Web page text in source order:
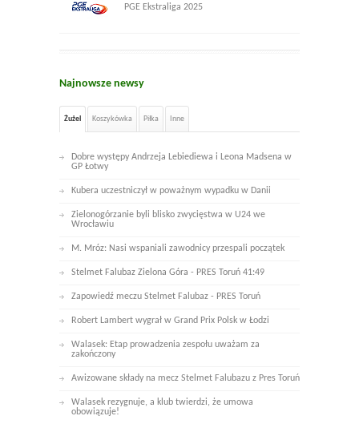
PGE Ekstraliga 2025
Najnowsze newsy
Żużel Koszykówka Piłka Inne
Dobre występy Andrzeja Lebiediewa i Leona Madsena w
GP Łotwy
Kubera uczestniczył w poważnym wypadku w Danii
Zielonogórzanie byli blisko zwycięstwa w U24 we
Wrocławiu
M. Mróz: Nasi wspaniali zawodnicy przespali początek
Stelmet Falubaz Zielona Góra - PRES Toruń 41:49
Zapowiedź meczu Stelmet Falubaz - PRES Toruń
Robert Lambert wygrał w Grand Prix Polsk w Łodzi
Walasek: Etap prowadzenia zespołu uważam za
zakończony
Awizowane składy na mecz Stelmet Falubazu z Pres Toruń
Walasek rezygnuje, a klub twierdzi, że umowa
obowiązuje!